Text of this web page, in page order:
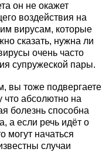
он не окажет
воздействия на
вирусам, которые
сказать, нужна ли
очень часто
супружеской пары.
вы тоже подвергаете
что абсолютно на
болезнь способна
а если речь идёт о
могут начаться
случаи